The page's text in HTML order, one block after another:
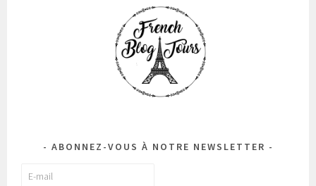
ABONNEZ-VOUS À NOTRE NEWSLETTER